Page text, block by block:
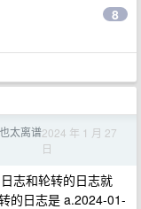
8
太离谱2024 年 1 月 27
日
志和轮转的日志就
的日志是 a.2024-01-